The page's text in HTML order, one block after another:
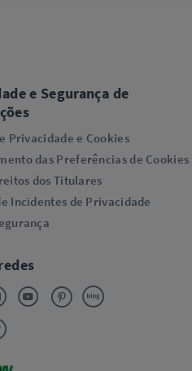
e Segurança de
Privacidade e Cookies
das Preferências de Cookies
dos Titulares
Incidentes de Privacidade